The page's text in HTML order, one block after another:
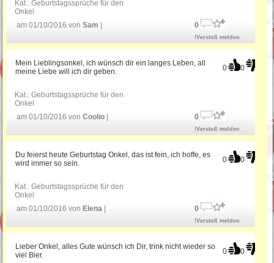
Bayerische Geburtstagssprüche
Geburtstagssprüche für Mama
Kat.:Geburtstagssprüche für den
Onkel
am 01/10/2016 vonSam 0
!Verstoß melden
0 0
Mein Lieblingsonkel, ich wünsch dir ein langes Leben, all
meine Liebe will ich dir geben.
Kat.:Geburtstagssprüche für den
Onkel
am 01/10/2016 vonCoolio 0
!Verstoß melden
0 0
Du feierst heute Geburtstag Onkel, das ist fein, ich hoffe, es
wird immer so sein.
Kat.:Geburtstagssprüche für den
Onkel
am 01/10/2016 von Elena 0
!Verstoß melden
0 0
Lieber Onkel, alles Gute wünsch ich Dir, trink nicht wieder so
viel Bier.